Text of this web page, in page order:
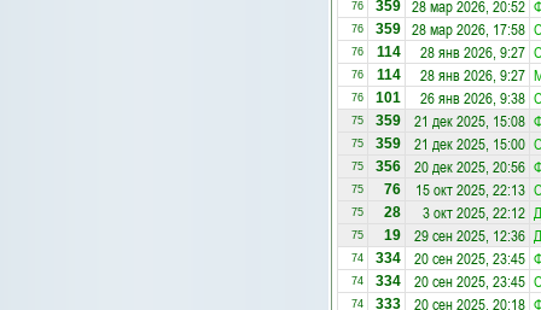
76 359 28 мар 2026, 20:52
76 359 28 мар 2026, 17:58
76 114 28 янв 2026, 9:27
76 114 28 янв 2026, 9:27
76 101 26 янв 2026, 9:38
75 359 21 дек 2025, 15:08
75 359 21 дек 2025, 15:00
75 356 20 дек 2025, 20:56
75 76 15 окт 2025, 22:13
75 28 3 окт 2025, 22:12
75 19 29 сен 2025, 12:36
74 334 20 сен 2025, 23:45
74 334 20 сен 2025, 23:45
74 333 20 сен 2025, 20:18